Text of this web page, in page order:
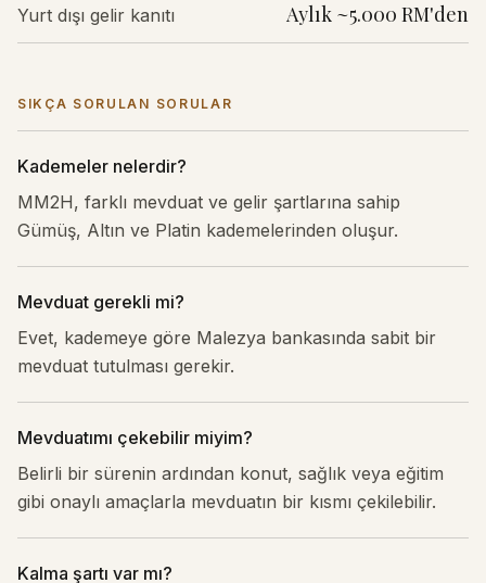
Yurt dışı gelir kanıtı Aylık ~5.000 RM'den
SIKÇA SORULAN SORULAR
Kademeler nelerdir?
MM2H, farklı mevduat ve gelir şartlarına sahip
Gümüş, Altın ve Platin kademelerinden oluşur.
Mevduat gerekli mi?
Evet, kademeye göre Malezya bankasında sabit bir
mevduat tutulması gerekir.
Mevduatımı çekebilir miyim?
Belirli bir sürenin ardından konut, sağlık veya eğitim
gibi onaylı amaçlarla mevduatın bir kısmı çekilebilir.
Kalma şartı var mı?